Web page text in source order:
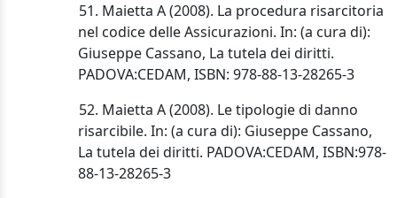
51. Maietta A (2008). La procedura risarcitoria
nel codice delle Assicurazioni. In: (a cura di):
Giuseppe Cassano, La tutela dei diritti.
PADOVA:CEDAM, ISBN: 978-88-13-28265-3
52. Maietta A (2008). Le tipologie di danno
risarcibile. In: (a cura di): Giuseppe Cassano,
La tutela dei diritti. PADOVA:CEDAM, ISBN:978-
88-13-28265-3